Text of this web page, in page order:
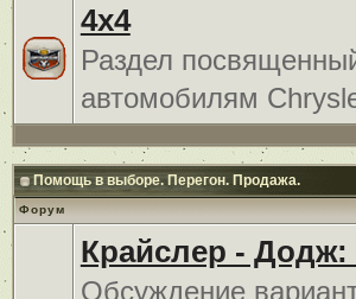
4x4
Раздел
автомобилям
Помощь в выборе. Перегон. Продажа.
Форум
Крайслер -
Обсуждение